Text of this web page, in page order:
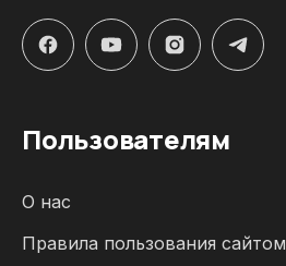
Пользователям
О нас
Правила пользования сайтом